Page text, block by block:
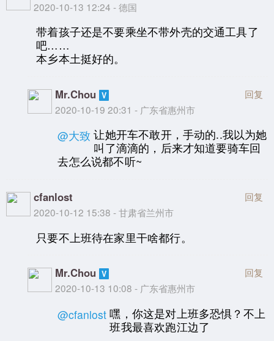
2020-10-13 12:24 - 德国
带着孩子还是不要乘坐不带外壳的交通工具了
吧……
本乡本土挺好的。
Mr.Chou
2020-10-19 20:31 - 广东省惠州市
回复
@大致 让她开车不敢开，手动的..我以为她
叫了滴滴的，后来才知道要骑车回
去怎么说都不听~
cfanlost
2020-10-12 15:38 - 甘肃省兰州市
回复
只要不上班待在家里干啥都行。
Mr.Chou
2020-10-13 10:08 - 广东省惠州市
回复
@cfanlost 嘿，你这是对上班多恐惧？不上
班我最喜欢跑江边了